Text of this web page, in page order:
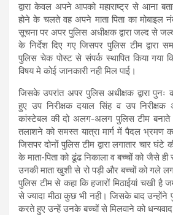
द्वारा केवल अपने आपको महाराष्ट्र से आना
होने के चलते वह अपने माता पिता का मोबाइल
सूचना पर अपर पुलिस अधीक्षक द्वारा जल्द से
के निर्देश दिए गए जिसपर पुलिस टीम द्वारा
पुलिस चेक पोस्ट से संपर्क स्थापित किया गया
विषय मे कोई जानकारी नही मिल पाई।
जिसके उपरांत अपर पुलिस अधीक्षक द्वारा
हुए उप निरीक्षक दयाल सिंह व उप निरीक्षक
कांस्टेबल की दो अलग-अलग पुलिस टीम बनाते
तलाशने को समस्त यात्रा मार्ग में पैदल भ्रमण
जिसपर दोनों पुलिस टीम द्वारा लगातार चार घंटे
के माता-पिता को ढूंढ निकाला व बच्चों को जैसे
उनकी माता खुशी से रो पड़ी और बच्चों को गले
पुलिस टीम से कहा कि हजारों मिठाईयां चखी
से ज्यादा मीठा कुछ भी नही। जिसके बाद
करते हुए उन्हें उनके बच्चों से मिलवाने को धन्यवाद